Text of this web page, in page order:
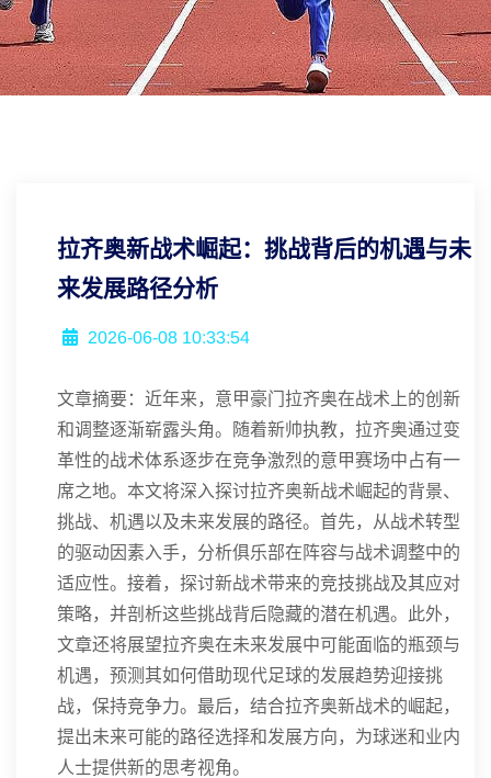
拉齐奥新战术崛起：挑战背后的机遇与未
来发展路径分析
2026-06-08 10:33:54
文章摘要：近年来，意甲豪门拉齐奥在战术上的创新
和调整逐渐崭露头角。随着新帅执教，拉齐奥通过变
革性的战术体系逐步在竞争激烈的意甲赛场中占有一
席之地。本文将深入探讨拉齐奥新战术崛起的背景、
挑战、机遇以及未来发展的路径。首先，从战术转型
的驱动因素入手，分析俱乐部在阵容与战术调整中的
适应性。接着，探讨新战术带来的竞技挑战及其应对
策略，并剖析这些挑战背后隐藏的潜在机遇。此外，
文章还将展望拉齐奥在未来发展中可能面临的瓶颈与
机遇，预测其如何借助现代足球的发展趋势迎接挑
战，保持竞争力。最后，结合拉齐奥新战术的崛起，
提出未来可能的路径选择和发展方向，为球迷和业内
人士提供新的思考视角。